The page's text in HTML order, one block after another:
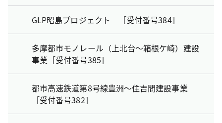
GLP昭島プロジェクト ［受付番号384］
多摩都市モノレール（上北台～箱根ケ崎）建設
事業［受付番号385］
都市高速鉄道第8号線豊洲～住吉間建設事業
［受付番号382］